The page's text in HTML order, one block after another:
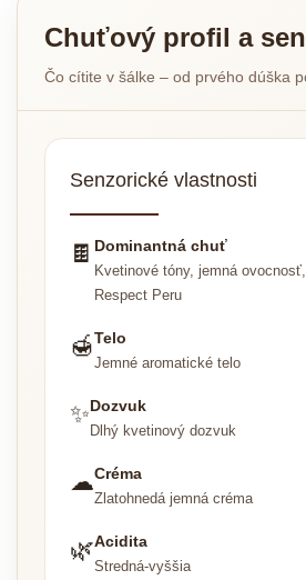
Chuťový profil a
Čo cítite v šálke – od prvého dúška
Senzorické vlastnosti
🍫 Dominantná chuť
Kvetinové tóny, jemná
Respect Peru
🍯Telo
Jemné aromatické telo
✨Dozvuk
Dlhý kvetinový dozvuk
☁Créma
Zlatohnedá jemná créma
🌿Acidita
Stredná-vyššia